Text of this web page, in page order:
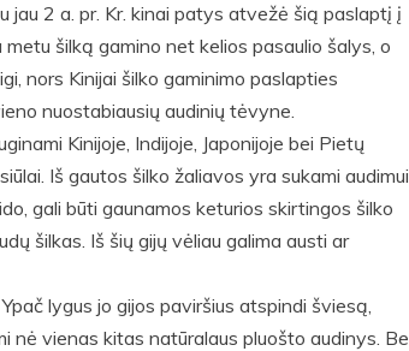
jau 2 a. pr. Kr. kinai patys atvežė šią paslaptį į
šilką gamino net kelios pasaulio šalys, o
nors Kinijai šilko gaminimo paslapties
nuostabiausių audinių tėvyne.
Kinijoje, Indijoje, Japonijoje bei Pietų
Iš gautos šilko žaliavos yra sukami audimui
gali būti gaunamos keturios skirtingos šilko
šilkas. Iš šių gijų vėliau galima austi ar
lygus jo gijos paviršius atspindi šviesą,
nė vienas kitas natūralaus pluošto audinys. Be